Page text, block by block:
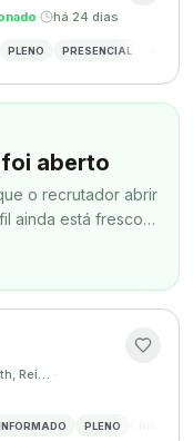
· há 24 dias
PLENO PRESENCIAL
aberto
o recrutador abrir
ainda está fresco
Letchworth, Reino Unido ·
PLENO